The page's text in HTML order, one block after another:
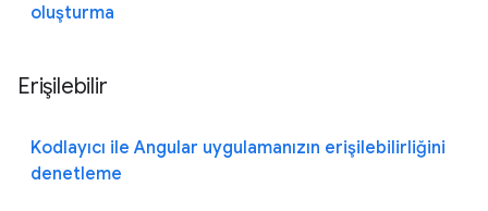
oluşturma
Erişilebilir
Kodlayıcı ile Angular uygulamanızın erişilebilirliğini
denetleme